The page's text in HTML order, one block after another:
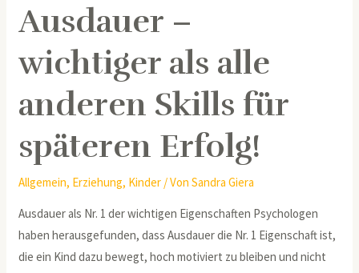
Ausdauer –
wichtiger als alle
anderen Skills für
späteren Erfolg!
Allgemein, Erziehung, Kinder / VonSandra Giera
Ausdauer als Nr. 1 der wichtigen Eigenschaften Psychologen
haben herausgefunden, dass Ausdauer die Nr. 1 Eigenschaft ist,
die ein Kind dazu bewegt, hoch motiviert zu bleiben und nicht
späteren
Erfolg!